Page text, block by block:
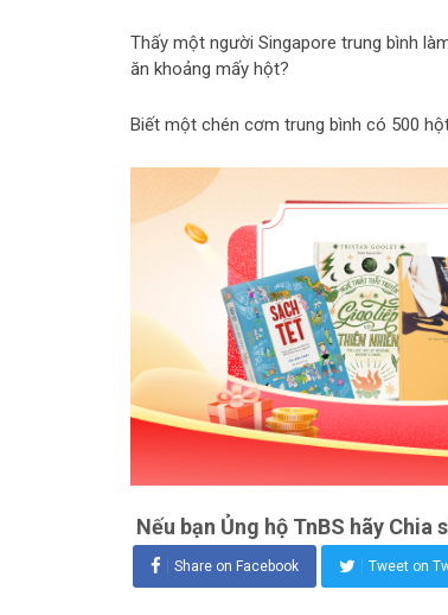
Thấy một người Singapore trung bình
ăn khoảng mấy hột?
Biết một chén cơm trung bình có 500
Nếu bạn Ủng hộ TnBS hãy Chia
Share on Facebook Tweet on